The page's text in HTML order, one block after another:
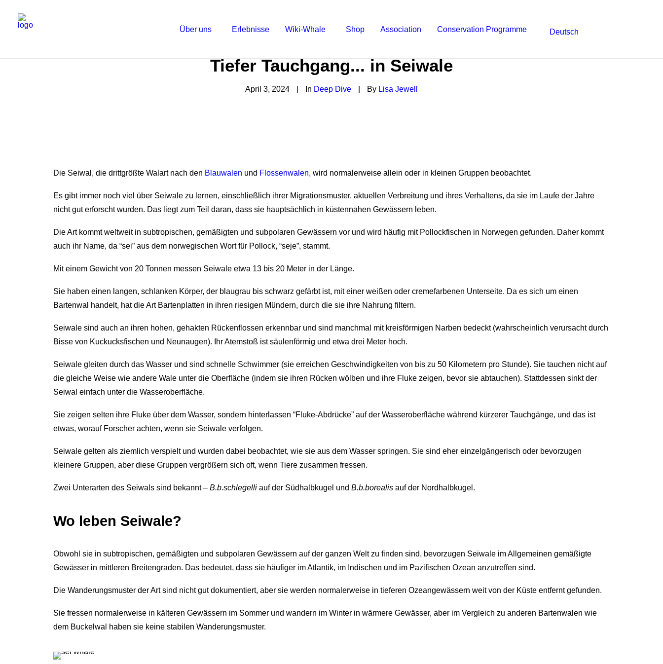
Über uns Erlebnisse Wiki-Whale Shop Association Conservation Programme Deutsch
Tiefer Tauchgang... in Seiwale
April 3, 2024 In Deep Dive By Lisa Jewell
Die Seiwal, die drittgrößte Walart nach den Blauwalen und Flossenwalen, wird normalerweise allein oder in kleinen Gruppen beobachtet.
Es gibt immer noch viel über Seiwale zu lernen, einschließlich ihrer Migrationsmuster, aktuellen Verbreitung und ihres Verhaltens, da sie im Laufe der Jahre
nicht gut erforscht wurden. Das liegt zum Teil daran, dass sie hauptsächlich in küstennahen Gewässern leben.
Die Art kommt weltweit in subtropischen, gemäßigten und subpolaren Gewässern vor und wird häufig mit Pollockfischen in Norwegen gefunden. Daher kommt
auch ihr Name, da “sei” aus dem norwegischen Wort für Pollock, “seje”, stammt.
Mit einem Gewicht von 20 Tonnen messen Seiwale etwa 13 bis 20 Meter in der Länge.
Sie haben einen langen, schlanken Körper, der blaugrau bis schwarz gefärbt ist, mit einer weißen oder cremefarbenen Unterseite. Da es sich um einen
Bartenwal handelt, hat die Art Bartenplatten in ihren riesigen Mündern, durch die sie ihre Nahrung filtern.
Seiwale sind auch an ihren hohen, gehakten Rückenflossen erkennbar und sind manchmal mit kreisförmigen Narben bedeckt (wahrscheinlich verursacht durch
Bisse von Kuckucksfischen und Neunaugen). Ihr Atemstoß ist säulenförmig und etwa drei Meter hoch.
Seiwale gleiten durch das Wasser und sind schnelle Schwimmer (sie erreichen Geschwindigkeiten von bis zu 50 Kilometern pro Stunde). Sie tauchen nicht auf
die gleiche Weise wie andere Wale unter die Oberfläche (indem sie ihren Rücken wölben und ihre Fluke zeigen, bevor sie abtauchen). Stattdessen sinkt der
Seiwal einfach unter die Wasseroberfläche.
Sie zeigen selten ihre Fluke über dem Wasser, sondern hinterlassen “Fluke-Abdrücke” auf der Wasseroberfläche während kürzerer Tauchgänge, und das ist
etwas, worauf Forscher achten, wenn sie Seiwale verfolgen.
Seiwale gelten als ziemlich verspielt und wurden dabei beobachtet, wie sie aus dem Wasser springen. Sie sind eher einzelgängerisch oder bevorzugen
kleinere Gruppen, aber diese Gruppen vergrößern sich oft, wenn Tiere zusammen fressen.
Zwei Unterarten des Seiwals sind bekannt – B.b.schlegelli auf der Südhalbkugel und B.b.borealis auf der Nordhalbkugel.
Wo leben Seiwale?
Obwohl sie in subtropischen, gemäßigten und subpolaren Gewässern auf der ganzen Welt zu finden sind, bevorzugen Seiwale im Allgemeinen gemäßigte
Gewässer in mittleren Breitengraden. Das bedeutet, dass sie häufiger im Atlantik, im Indischen und im Pazifischen Ozean anzutreffen sind.
Die Wanderungsmuster der Art sind nicht gut dokumentiert, aber sie werden normalerweise in tieferen Ozeangewässern weit von der Küste entfernt gefunden.
Sie fressen normalerweise in kälteren Gewässern im Sommer und wandern im Winter in wärmere Gewässer, aber im Vergleich zu anderen Bartenwalen wie
dem Buckelwal haben sie keine stabilen Wanderungsmuster.